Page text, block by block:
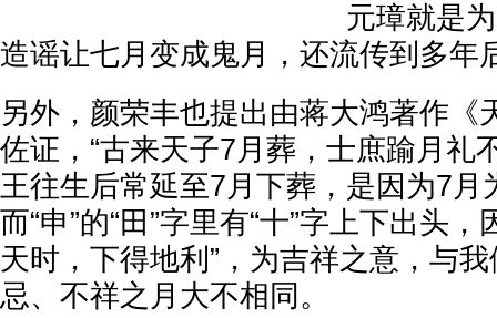
元璋就是
造谣让七月变成鬼月，还流传到多年
另外，颜荣丰也提出由蒋大鸿著作《
佐证，“古来天子7月葬，士庶踰月礼
王往生后常延至7月下葬，是因为7月
而“申”的“田”字里有“十”字上下出头
天时，下得地利”，为吉祥之意，与
忌、不祥之月大不相同。